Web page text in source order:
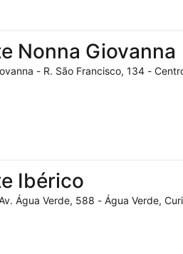
Nonna Giovanna
- R. São Francisco, 134 -
Ibérico
Água Verde, 588 - Água Verde,